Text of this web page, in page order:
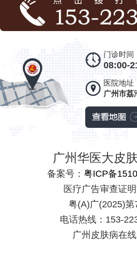
门诊时间
08:00-
医院地址
广州市荔
广州华医大皮
备案号： 粤ICP备
医疗广告审查证明
粤(A)广(2025)第
电话热线：153-
广州皮肤病在